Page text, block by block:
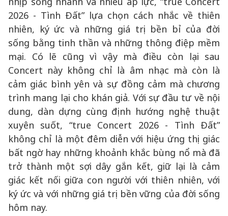
2026 - Tình Đất” lựa chọn cách nhắc về thiên
nhiên, ký ức và những giá trị bền bỉ của đời
sống bằng tinh thần và những thông điệp mềm
mại. Có lẽ cũng vì vậy mà điều còn lại sau
Concert này không chỉ là âm nhạc mà còn là
cảm giác bình yên và sự đồng cảm mà chương
trình mang lại cho khán giả. Với sự đầu tư về nội
dung, dàn dựng cùng định hướng nghệ thuật
xuyên suốt, “true Concert 2026 - Tình Đất”
không chỉ là một đêm diễn với hiệu ứng thị giác
bất ngờ hay những khoảnh khắc bùng nổ mà đã
trở thành một sợi dây gắn kết, giữ lại là cảm
giác kết nối giữa con người với thiên nhiên, với
ký ức và với những giá trị bền vững của đời sống
hôm nay.